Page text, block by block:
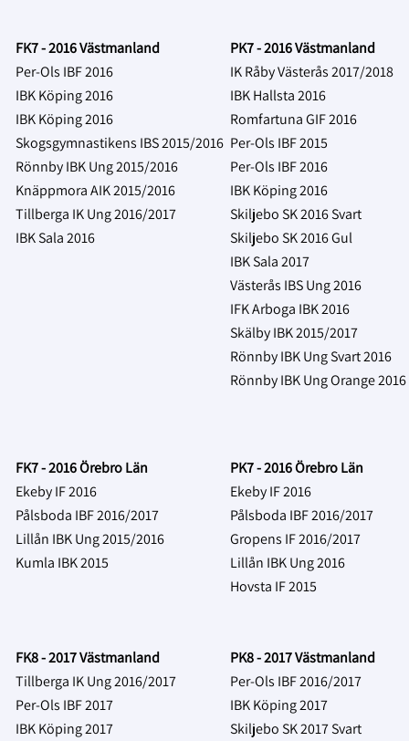
FK7 - 2016 Västmanland
PK7 - 2016 Västmanland
Per-Ols IBF 2016
IK Råby Västerås 2017/2018
IBK Köping 2016
IBK Hallsta 2016
IBK Köping 2016
Romfartuna GIF 2016
Skogsgymnastikens IBS 2015/2016 Per-Ols IBF 2015
Rönnby IBK Ung 2015/2016
Per-Ols IBF 2016
Knäppmora AIK 2015/2016
IBK Köping 2016
Tillberga IK Ung 2016/2017
Skiljebo SK 2016 Svart
IBK Sala 2016
Skiljebo SK 2016 Gul
IBK Sala 2017
Västerås IBS Ung 2016
IFK Arboga IBK 2016
Skälby IBK 2015/2017
Rönnby IBK Ung Svart 2016
Rönnby IBK Ung Orange 2016
FK7 - 2016 Örebro Län
PK7 - 2016 Örebro Län
Ekeby IF 2016
Ekeby IF 2016
Pålsboda IBF 2016/2017
Pålsboda IBF 2016/2017
Lillån IBK Ung 2015/2016
Gropens IF 2016/2017
Kumla IBK 2015
Lillån IBK Ung 2016
Hovsta IF 2015
FK8 - 2017 Västmanland
PK8 - 2017 Västmanland
Tillberga IK Ung 2016/2017
Per-Ols IBF 2016/2017
Per-Ols IBF 2017
IBK Köping 2017
IBK Köping 2017
Skiljebo SK 2017 Svart